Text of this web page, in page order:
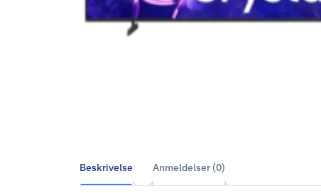
Beskrivelse Anmeldelser (0)